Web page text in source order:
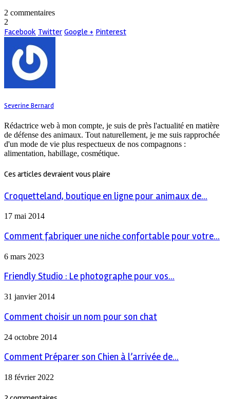
2 commentaires
2
Facebook Twitter Google + Pinterest
Severine Bernard
Rédactrice web à mon compte, je suis de près l'actualité en matière
de défense des animaux. Tout naturellement, je me suis rapprochée
d'un mode de vie plus respectueux de nos compagnons :
alimentation, habillage, cosmétique.
Ces articles devraient vous plaire
Croquetteland, boutique en ligne pour animaux de...
17 mai 2014
Comment fabriquer une niche confortable pour votre...
6 mars 2023
Friendly Studio : Le photographe pour vos...
31 janvier 2014
Comment choisir un nom pour son chat
24 octobre 2014
Comment Préparer son Chien à l’arrivée de...
18 février 2022